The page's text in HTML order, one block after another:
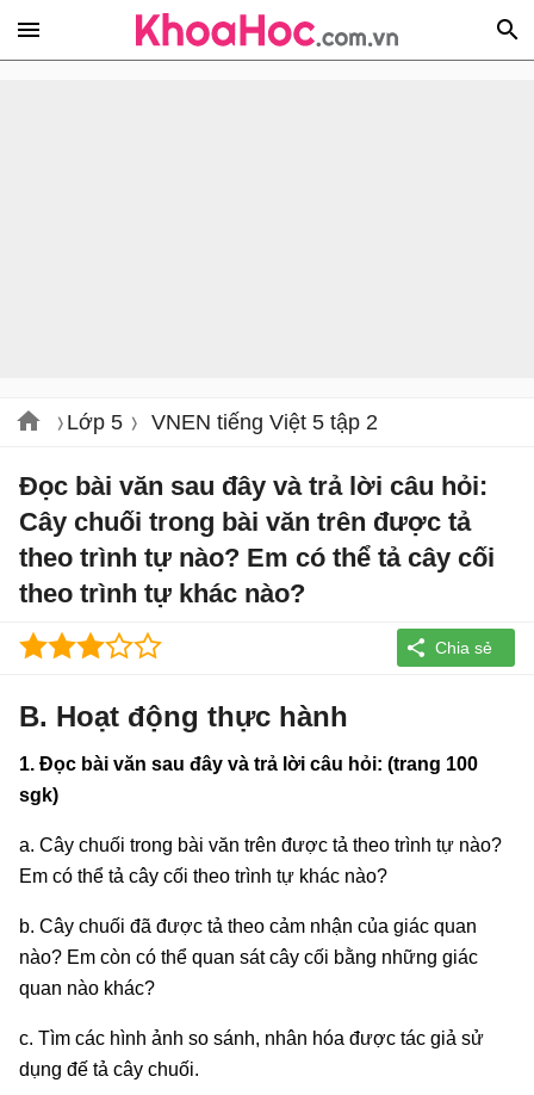
Lớp 5 VNEN tiếng Việt 5 tập 2
Đọc bài văn sau đây và trả lời câu hỏi:
Cây chuối trong bài văn trên được tả
theo trình tự nào? Em có thể tả cây cối
theo trình tự khác nào?
B. Hoạt động thực hành
1. Đọc bài văn sau đây và trả lời câu hỏi: (trang 100
sgk)
a. Cây chuối trong bài văn trên được tả theo trình tự nào?
Em có thể tả cây cối theo trình tự khác nào?
b. Cây chuối đã được tả theo cảm nhận của giác quan
nào? Em còn có thể quan sát cây cối bằng những giác
quan nào khác?
c. Tìm các hình ảnh so sánh, nhân hóa được tác giả sử
dụng đế tả cây chuối.